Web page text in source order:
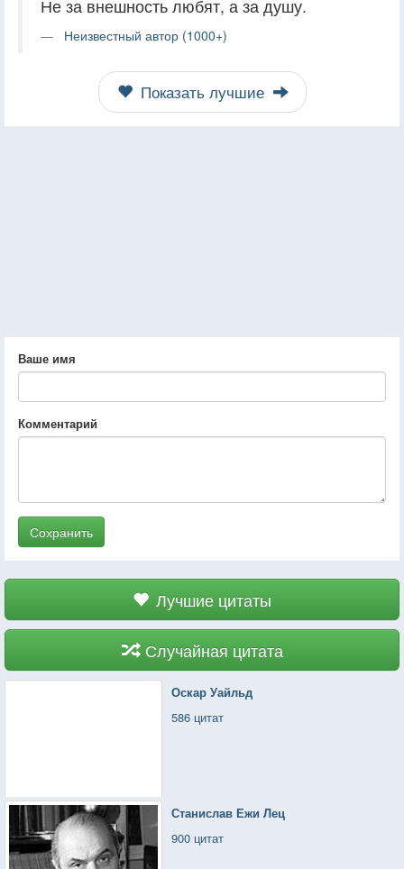
Не за внешность любят, а за душу.
Неизвестный автор (1000+)
Показать лучшие
Ваше имя
Комментарий
Сохранить
Лучшие цитаты
Случайная цитата
Оскар Уайльд
586 цитат
Станислав Ежи Лец
900 цитат